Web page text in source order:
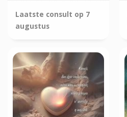
Laatste consult op 7
augustus